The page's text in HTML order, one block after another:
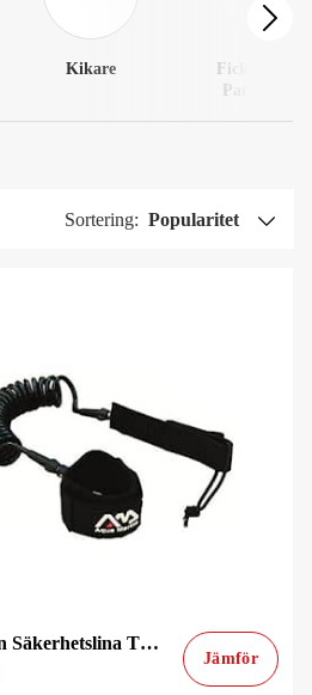
Kikare
Ficklampor
Sortering: Popularitet
WetnFun Säkerhetslina Till Sup
Jämför